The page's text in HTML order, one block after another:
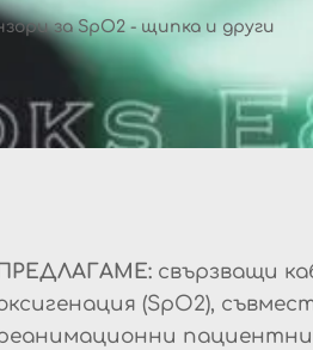
за SpO2 - щипка и други
ПРЕДЛАГАМЕ: свързващи
(SpO2),